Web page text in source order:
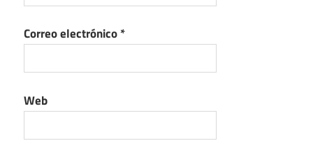
Correo electrónico*
Web